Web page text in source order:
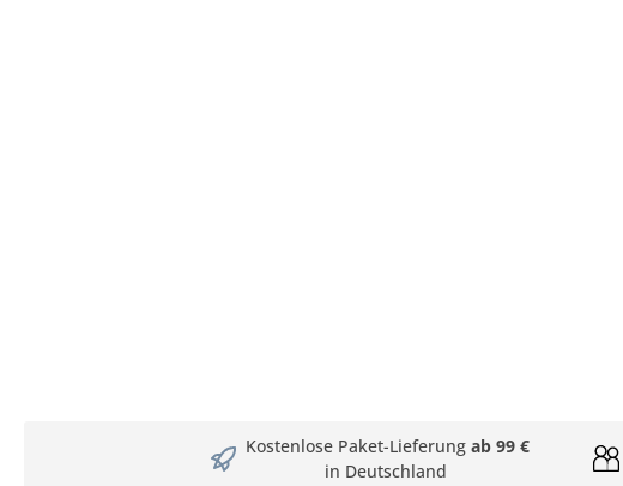
Kostenlose Paket-Lieferung ab 99 €
in Deutschland